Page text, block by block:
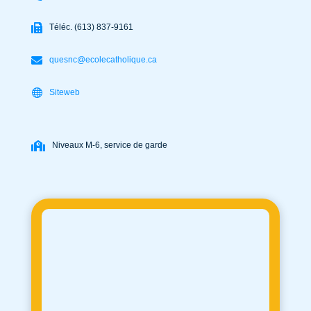
Téléc. (613) 837-9161
quesnc@ecolecatholique.ca
Siteweb
Niveaux M-6, service de garde